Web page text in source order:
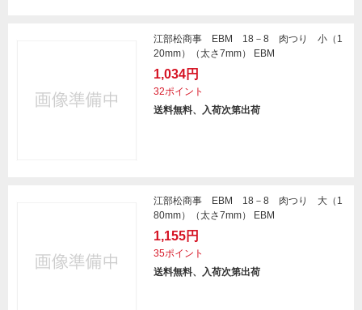
江部松商事 EBM 18－8 肉つり 小（1
20mm）（太さ7mm） EBM
1,034円
32ポイント
送料無料、入荷次第出荷
江部松商事 EBM 18－8 肉つり 大（1
80mm）（太さ7mm） EBM
1,155円
35ポイント
送料無料、入荷次第出荷